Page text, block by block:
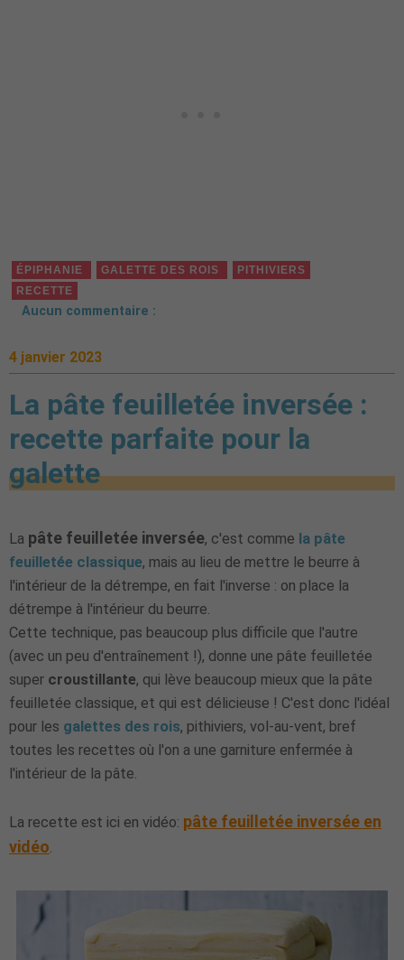
ÉPIPHANIE GALETTE DES ROIS
PITHIVIERS
RECETTE
Aucun commentaire :
4 janvier 2023
La pâte feuilletée inversée :
recette parfaite pour la
galette
La pâte feuilletée inversée, c'est comme la pâte
feuilletée classique, mais au lieu de mettre le beurre à
l'intérieur de la détrempe, en fait l'inverse : on place la
détrempe à l'intérieur du beurre.
Cette technique, pas beaucoup plus difficile que l'autre
(avec un peu d'entraînement !), donne une pâte feuilletée
super croustillante, qui lève beaucoup mieux que la pâte
feuilletée classique, et qui est délicieuse ! C'est donc l'idéal
pour les galettes des rois, pithiviers, vol-au-vent, bref
toutes les recettes où l'on a une garniture enfermée à
l'intérieur de la pâte.
La recette est ici en vidéo: pâte feuilletée inversée en
vidéo